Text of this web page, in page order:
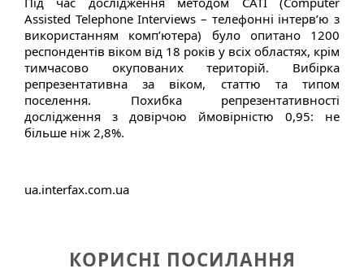
Assisted Telephone Interviews – телефонні інтерв’ю з
використанням комп’ютера) було опитано 1200
респондентів віком від 18 років у всіх областях, крім
тимчасово окупованих територій. Вибірка
репрезентативна за віком, статтю та типом
поселення. Похибка репрезентативності
дослідження з довірчою ймовірністю 0,95: не
більше ніж 2,8%.
ua.interfax.com.ua
КОРИСНІ ПОСИЛАННЯ